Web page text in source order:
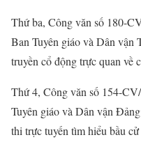
Thứ ba, Công văn số 180-
Ban Tuyên giáo và Dân vận
truyền cổ động trực quan về
Thứ 4, Công văn số 154-
Tuyên giáo và Dân vận
thi trực tuyến tìm hiểu bầu